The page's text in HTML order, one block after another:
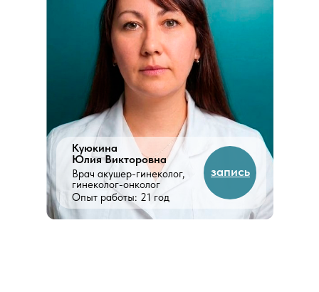
Опыт работы: 21 год
Куюкина
Юлия Викторовна
Врач акушер-гинеколог,
гинеколог-онколог
запись